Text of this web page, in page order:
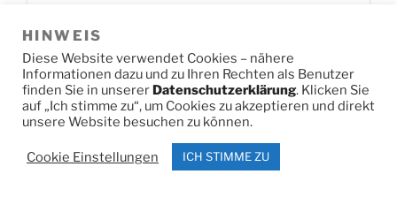
Langlauf
HINWEIS
Diese Website verwendet Cookies – nähere
Informationen dazu und zu Ihren Rechten als Benutzer
finden Sie in unsererDatenschutzerklärung. Klicken Sie
auf „Ich stimme zu“, um Cookies zu akzeptieren und direkt
unsere Website besuchen zu können.
Cookie Einstellungen ICH STIMME ZU